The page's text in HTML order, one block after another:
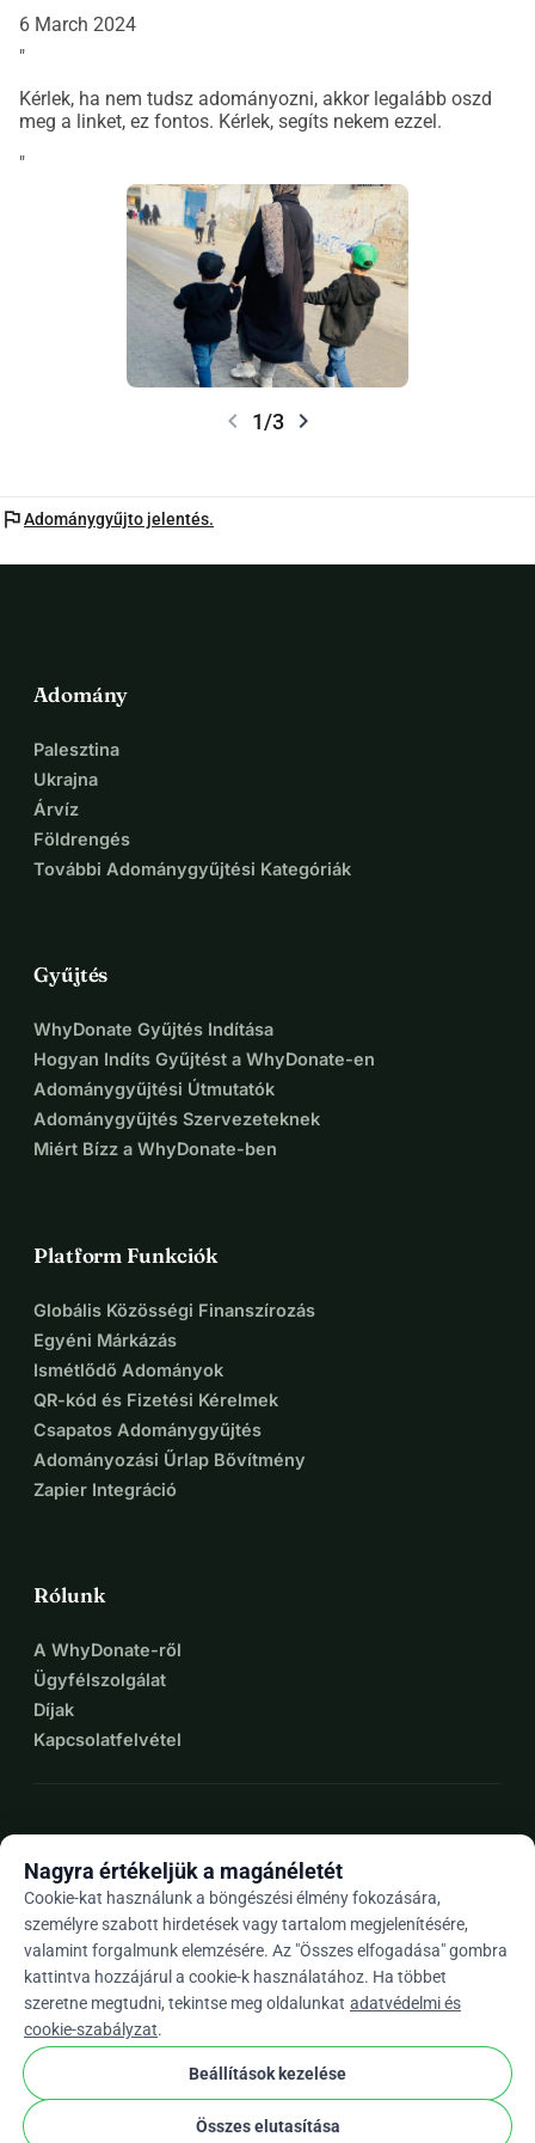
6 March 2024
"
Kérlek, ha nem tudsz adományozni, akkor legalább oszd
meg a linket, ez fontos. Kérlek, segíts nekem ezzel.
"
chevron_left 1/3 chevron_right
flagAdománygyűjto jelentés.
Adomány
Palesztina
Ukrajna
Árvíz
Földrengés
További Adománygyűjtési Kategóriák
Gyűjtés
WhyDonate Gyűjtés Indítása
Hogyan Indíts Gyűjtést a WhyDonate-en
Adománygyűjtési Útmutatók
Adománygyűjtés Szervezeteknek
Miért Bízz a WhyDonate-ben
Platform Funkciók
Globális Közösségi Finanszírozás
Egyéni Márkázás
Ismétlődő Adományok
QR-kód és Fizetési Kérelmek
Csapatos Adománygyűjtés
Adományozási Űrlap Bővítmény
Zapier Integráció
Rólunk
A WhyDonate-ről
Ügyfélszolgálat
Díjak
Kapcsolatfelvétel
Huarrow_drop_down
★★★★★4,9 / 5 több mint 500 értékelés alapján
WhyDonate
Adatvédelem és sütik
Nagyra értékeljük a magánéletét
Cookie-kat használunk a böngészési élmény fokozására,
személyre szabott hirdetések vagy tartalom megjelenítésére,
valamint forgalmunk elemzésére. Az "Összes elfogadása" gombra
kattintva hozzájárul a cookie-k használatához. Ha többet
szeretne megtudni, tekintse meg oldalunkat adatvédelmi és
cookie-szabályzat.
Beállítások kezelése
Összes elutasítása